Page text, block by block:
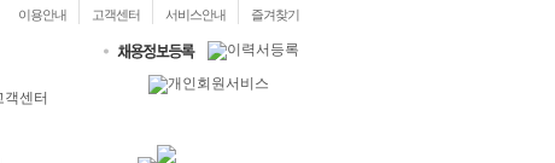
이용안내 고객센터 서비스안내 즐겨찾기